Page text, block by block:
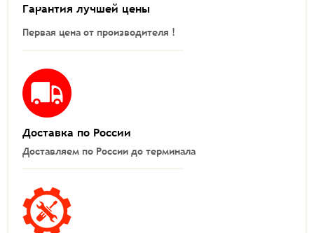
Гарантия лучшей цены
Первая цена от производителя !
Доставка по России
Доставляем по России до терминала